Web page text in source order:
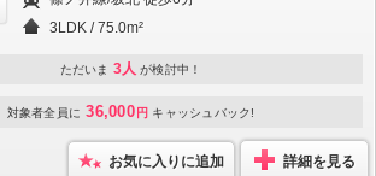
3LDK / 75.0m²
ただいま 3人 が検討中！
対象者全員に 36,000 円 キャッシュバック!
お気に入りに追加 詳細を見る